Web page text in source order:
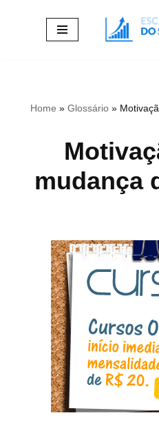
Home » Glossário»
mudança